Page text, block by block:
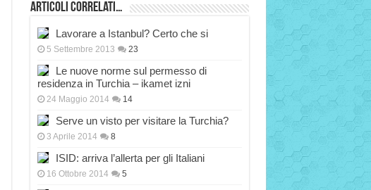
Articoli correlati…
Lavorare a Istanbul? Certo che si
5 Settembre 2013 23
Le nuove norme sul permesso di
residenza in Turchia – ikamet izni
24 Maggio 2014 14
Serve un visto per visitare la Turchia?
3 Aprile 2014 8
ISID: arriva l’allerta per gli Italiani
16 Ottobre 2014 5